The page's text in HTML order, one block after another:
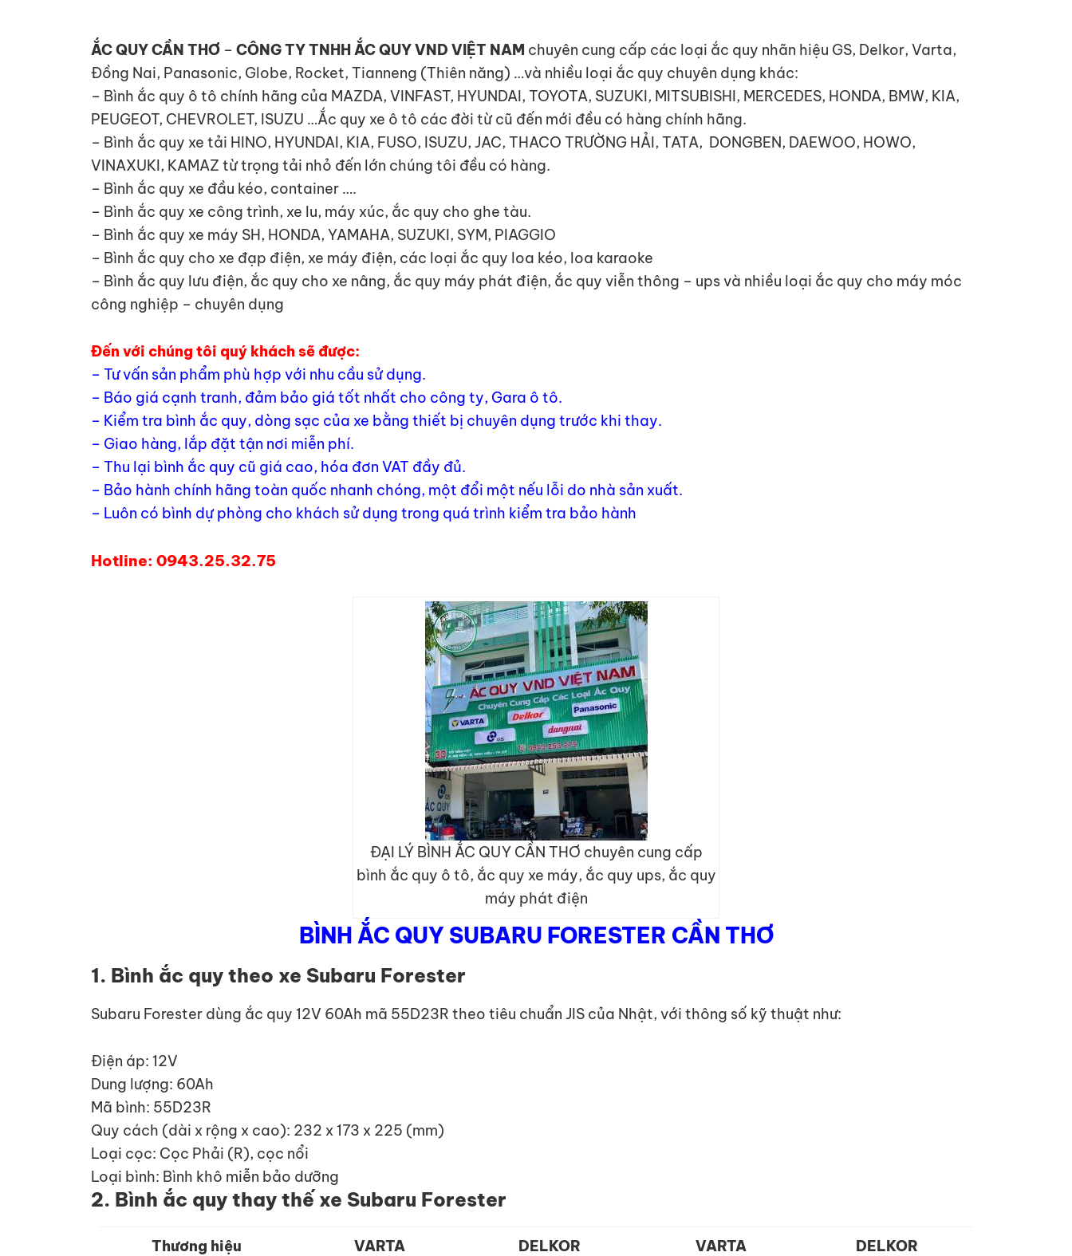
ẮC QUY CẦN THƠ – CÔNG TY TNHH ẮC QUY VND VIỆT NAM chuyên cung cấp các loại ắc quy nhãn hiệu GS, Delkor, Varta,
Đồng Nai, Panasonic, Globe, Rocket, Tianneng (Thiên năng) …và nhiều loại ắc quy chuyên dụng khác:
– Bình ắc quy ô tô chính hãng của MAZDA, VINFAST, HYUNDAI, TOYOTA, SUZUKI, MITSUBISHI, MERCEDES, HONDA, BMW, KIA,
PEUGEOT, CHEVROLET, ISUZU …Ắc quy xe ô tô các đời từ cũ đến mới đều có hàng chính hãng.
– Bình ắc quy xe tải HINO, HYUNDAI, KIA, FUSO, ISUZU, JAC, THACO TRƯỜNG HẢI, TATA, DONGBEN, DAEWOO, HOWO,
VINAXUKI, KAMAZ từ trọng tải nhỏ đến lớn chúng tôi đều có hàng.
– Bình ắc quy xe đầu kéo, container ….
– Bình ắc quy xe công trình, xe lu, máy xúc, ắc quy cho ghe tàu.
– Bình ắc quy xe máy SH, HONDA, YAMAHA, SUZUKI, SYM, PIAGGIO
– Bình ắc quy cho xe đạp điện, xe máy điện, các loại ắc quy loa kéo, loa karaoke
– Bình ắc quy lưu điện, ắc quy cho xe nâng, ắc quy máy phát điện, ắc quy viễn thông – ups và nhiều loại ắc quy cho máy móc
công nghiệp – chuyên dụng
Đến với chúng tôi quý khách sẽ được:
– Tư vấn sản phẩm phù hợp với nhu cầu sử dụng.
– Báo giá cạnh tranh, đảm bảo giá tốt nhất cho công ty, Gara ô tô.
– Kiểm tra bình ắc quy, dòng sạc của xe bằng thiết bị chuyên dụng trước khi thay.
– Giao hàng, lắp đặt tận nơi miễn phí.
– Thu lại bình ắc quy cũ giá cao, hóa đơn VAT đầy đủ.
– Bảo hành chính hãng toàn quốc nhanh chóng, một đổi một nếu lỗi do nhà sản xuất.
– Luôn có bình dự phòng cho khách sử dụng trong quá trình kiểm tra bảo hành
Hotline: 0943.25.32.75
ĐẠI LÝ BÌNH ẮC QUY CẦN THƠ chuyên cung cấp
bình ắc quy ô tô, ắc quy xe máy, ắc quy ups, ắc quy
máy phát điện
BÌNH ẮC QUY SUBARU FORESTER CẦN THƠ
1. Bình ắc quy theo xe Subaru Forester
Subaru Forester dùng ắc quy 12V 60Ah mã 55D23R theo tiêu chuẩn JIS của Nhật, với thông số kỹ thuật như:
Điện áp: 12V
Dung lượng: 60Ah
Mã bình: 55D23R
Quy cách (dài x rộng x cao): 232 x 173 x 225 (mm)
Loại cọc: Cọc Phải (R), cọc nổi
Loại bình: Bình khô miễn bảo dưỡng
2. Bình ắc quy thay thế xe Subaru Forester
Thương hiệu VARTA DELKOR VARTA DELKOR